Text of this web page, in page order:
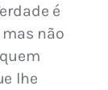
é
não
lhe